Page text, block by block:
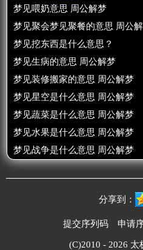
梦见喂奶意思 周公解梦
梦见聚会梦见聚餐的意思 周公
梦见挖东西是什么意思？
梦见生病的意思 周公解梦
梦见装修搬家的意思 周公解梦
梦见星空是什么意思 周公解梦
梦见蔬菜是什么意思 周公解梦
梦见水果是什么意思 周公解梦
梦见战争是什么意思 周公解梦
分享到：
提交序列码 申请
(C)2010 - 2026 太